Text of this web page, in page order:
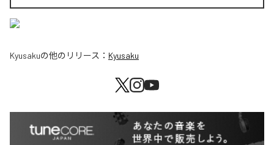
Kyusakuの他のリリース： Kyusaku